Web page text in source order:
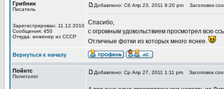
Грибник
Писатель
Зарегистрирован: 11.12.2010
Сообщения: 450
Откуда: инженер из СССР
Добавлено: Сб Апр 23, 2011 8:20 pm Заголовок
Спасибо,
с огромным удовольствием просмотрел всю
Отличные фотки из которых много яснее.
Вернуться к началу
Пойнтс
Политолог
Добавлено: Ср Апр 27, 2011 1:11 pm Заголовок